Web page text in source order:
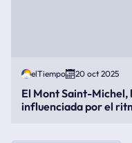
elTiempo 20 oct 2025
El Mont Saint-Michel,
influenciada por el